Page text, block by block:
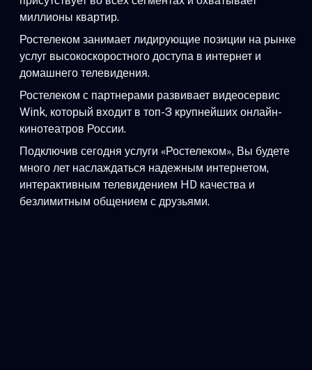
миллионы квартир.
Ростелеком занимает лидирующие позиции на рынке
услуг высокоскоростного доступа в интернет и
домашнего телевидения.
Ростелеком с партнерами развивает видеосервис
Wink, который входит в топ-3 крупнейших онлайн-
кинотеатров России.
Подключив сегодня услуги «Ростелеком», Вы будете
много лет наслаждаться надежным интернетом,
интерактивным телевидением HD качества и
безлимитным общением с друзьями.